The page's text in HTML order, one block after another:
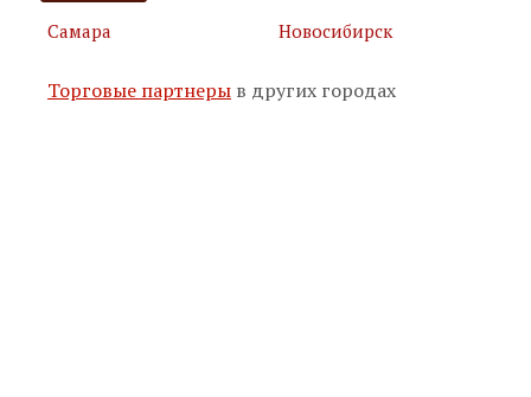
Подписаться
Самара
Новосибирск
Торговые партнеры в других городах